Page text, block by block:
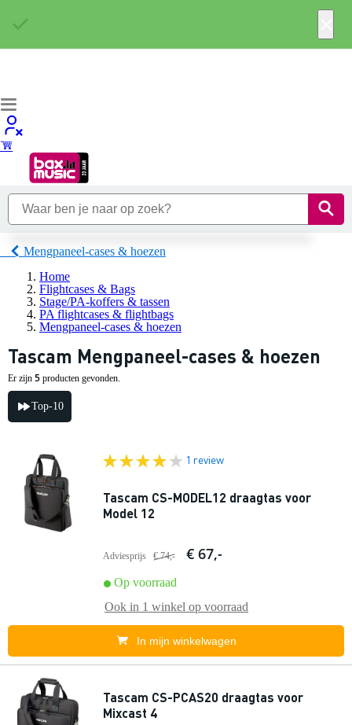
Mengpaneel-cases & hoezen
Home
Flightcases & Bags
Stage/PA-koffers & tassen
PA flightcases & flightbags
Mengpaneel-cases & hoezen
Tascam Mengpaneel-cases & hoezen
Er zijn 5 producten gevonden.
Top-10
1 review
Tascam CS-MODEL12 draagtas voor
Model 12
Adviesprijs € 74,- € 67,-
Op voorraad
Ook in 1 winkel op voorraad
In mijn winkelwagen
Tascam CS-PCAS20 draagtas voor
Mixcast 4